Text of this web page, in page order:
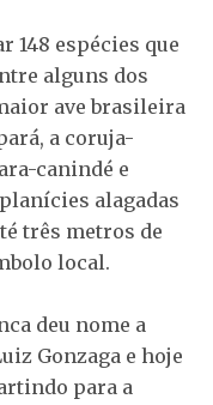
148 espécies que
alguns dos
ave brasileira
a coruja-
canindé e
alagadas
três metros de
local.
deu nome a
Gonzaga e hoje
para a